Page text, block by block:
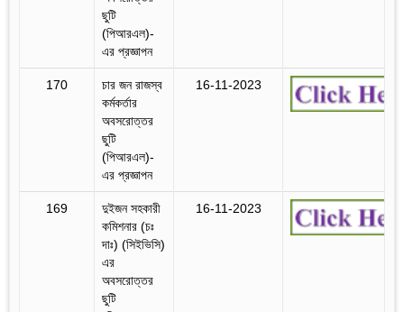
ছুটি
(পিআরএল)-
এর প্রজ্ঞাপন
170
চার জন রাজস্ব
কর্মকর্তার
অবসরোত্তর
ছুটি
(পিআরএল)-
এর প্রজ্ঞাপন
16-11-2023
169
দুইজন সহকারী
কমিশনার (চঃ
দাঃ) (সিইভিসি)
এর
অবসরোত্তর
ছুটি
16-11-2023